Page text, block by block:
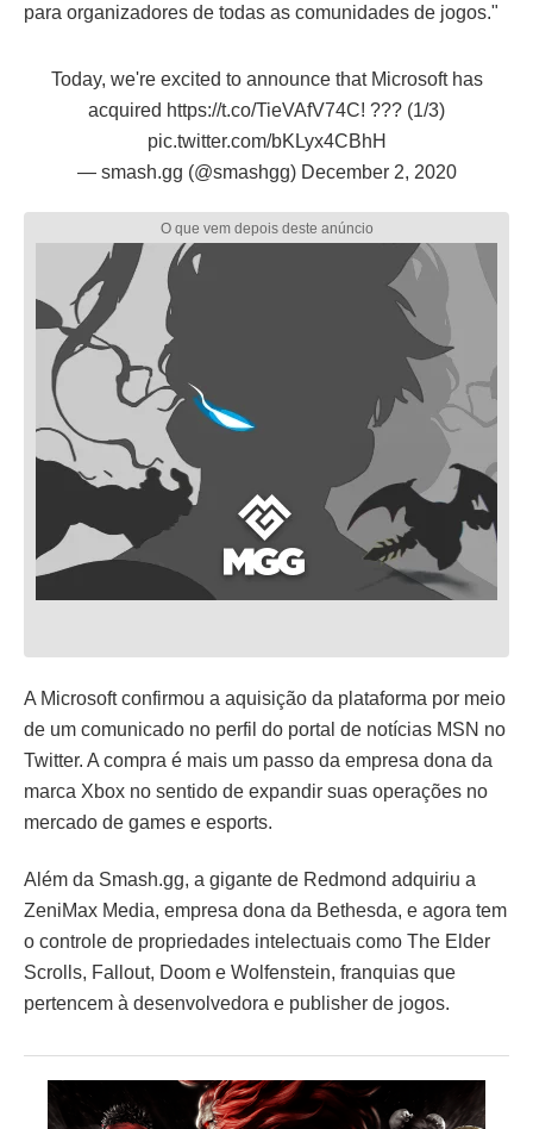
para organizadores de todas as comunidades de jogos."
Today, we're excited to announce that Microsoft has
acquired https://t.co/TieVAfV74C! ??? (1/3)
pic.twitter.com/bKLyx4CBhH
— smash.gg (@smashgg) December 2, 2020
A Microsoft confirmou a aquisição da plataforma por meio
de um comunicado no perfil do portal de notícias MSN no
Twitter. A compra é mais um passo da empresa dona da
marca Xbox no sentido de expandir suas operações no
mercado de games e esports.
Além da Smash.gg, a gigante de Redmond adquiriu a
ZeniMax Media, empresa dona da Bethesda, e agora tem
o controle de propriedades intelectuais como The Elder
Scrolls, Fallout, Doom e Wolfenstein, franquias que
pertencem à desenvolvedora e publisher de jogos.